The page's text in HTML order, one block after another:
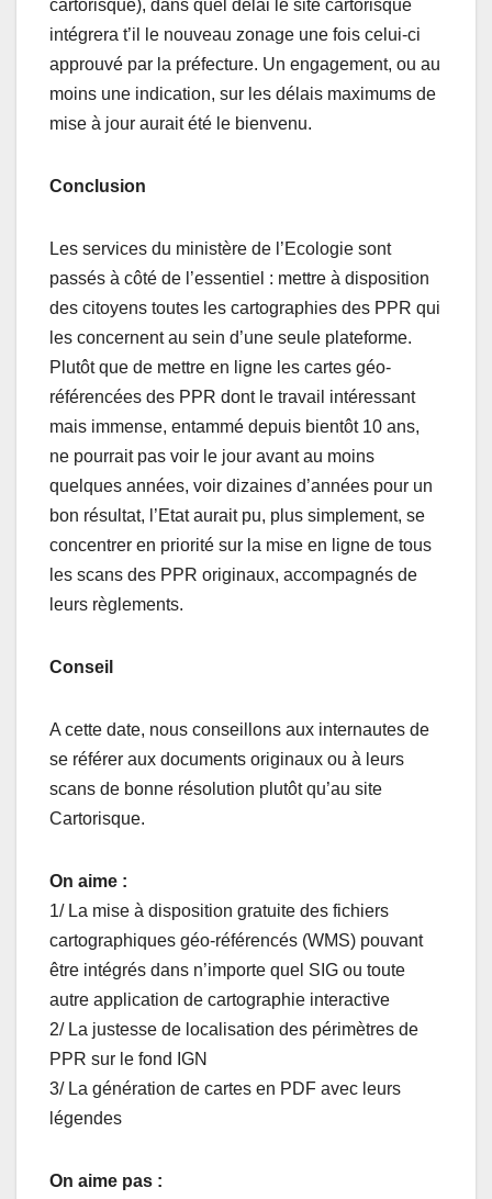
cartorisque), dans quel délai le site cartorisque
intégrera t’il le nouveau zonage une fois celui-ci
approuvé par la préfecture. Un engagement, ou au
moins une indication, sur les délais maximums de
mise à jour aurait été le bienvenu.
Conclusion
Les services du ministère de l’Ecologie sont
passés à côté de l’essentiel : mettre à disposition
des citoyens toutes les cartographies des PPR qui
les concernent au sein d’une seule plateforme.
Plutôt que de mettre en ligne les cartes géo-
référencées des PPR dont le travail intéressant
mais immense, entammé depuis bientôt 10 ans,
ne pourrait pas voir le jour avant au moins
quelques années, voir dizaines d’années pour un
bon résultat, l’Etat aurait pu, plus simplement, se
concentrer en priorité sur la mise en ligne de tous
les scans des PPR originaux, accompagnés de
leurs règlements.
Conseil
A cette date, nous conseillons aux internautes de
se référer aux documents originaux ou à leurs
scans de bonne résolution plutôt qu’au site
Cartorisque.
On aime :
1/ La mise à disposition gratuite des fichiers
cartographiques géo-référencés (WMS) pouvant
être intégrés dans n’importe quel SIG ou toute
autre application de cartographie interactive
2/ La justesse de localisation des périmètres de
PPR sur le fond IGN
3/ La génération de cartes en PDF avec leurs
légendes
On aime pas :